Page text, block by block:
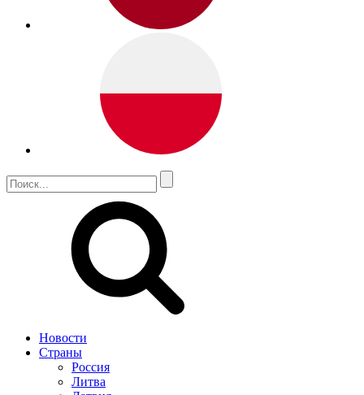
Новости
Страны
Россия
Литва